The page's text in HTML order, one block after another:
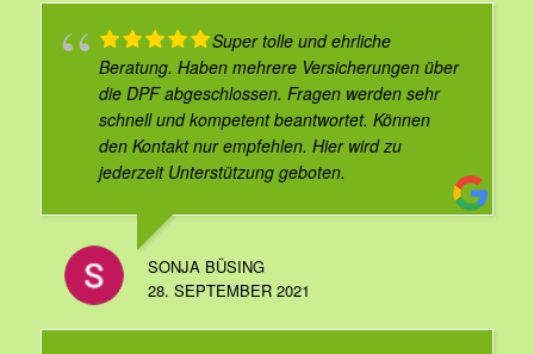
Super tolle und ehrliche
Beratung. Haben mehrere Versicherungen über
die DPF abgeschlossen. Fragen werden sehr
schnell und kompetent beantwortet. Können
den Kontakt nur empfehlen. Hier wird zu
jederzeit Unterstützung geboten.
SONJA BÜSING
28. SEPTEMBER 2021